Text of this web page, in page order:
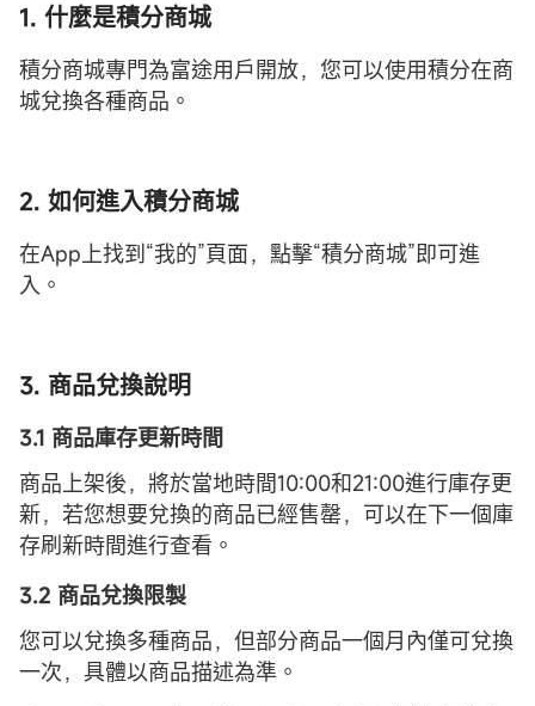
1. 什麼是積分商城
積分商城專門為富途用戶開放，您可以使用積分在商
城兌換各種商品。
2. 如何進入積分商城
在App上找到“我的”頁面，點擊“積分商城”即可進
入。
3. 商品兌換說明
3.1 商品庫存更新時間
商品上架後，將於當地時間10:00和21:00進行庫存更
新，若您想要兌換的商品已經售罄，可以在下一個庫
存刷新時間進行查看。
3.2 商品兌換限製
您可以兌換多種商品，但部分商品一個月內僅可兌換
一次，具體以商品描述為準。